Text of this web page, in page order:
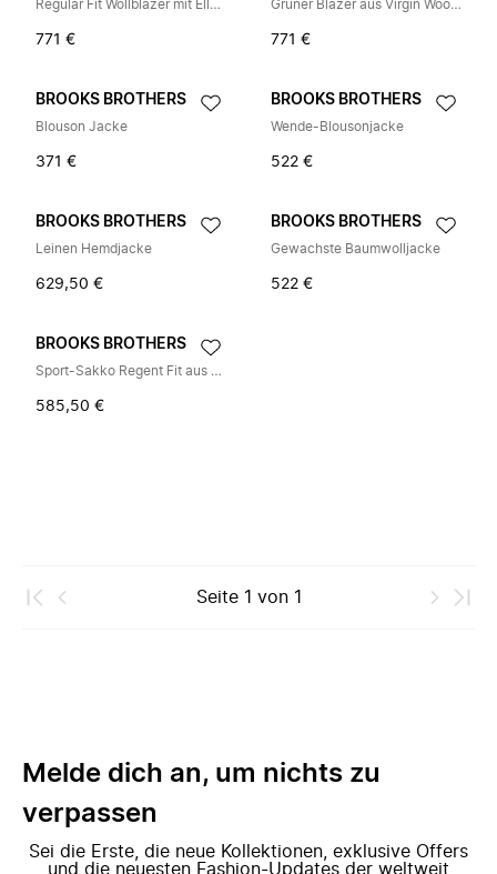
Regular Fit Wollblazer mit Ellenbogen-Patches
771 €
Grüner Blazer aus Virgin Wool-Cashmere-Mischung
771 €
BROOKS BROTHERS
Blouson Jacke
371 €
BROOKS BROTHERS
Wende-Blousonjacke
522 €
BROOKS BROTHERS
Leinen Hemdjacke
629,50 €
BROOKS BROTHERS
Gewachste Baumwolljacke
522 €
BROOKS BROTHERS
Sport-Sakko Regent Fit aus Moleskin
585,50 €
Seite 1 von 1
Melde dich an, um nichts zu
verpassen
Sei die Erste, die neue Kollektionen, exklusive Offers
und die neuesten Fashion-Updates der weltweit